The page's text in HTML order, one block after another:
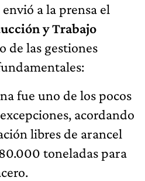
a la prensa el
y Trabajo
de las gestiones
fue uno de los pocos
acordando
libres de arancel
toneladas para